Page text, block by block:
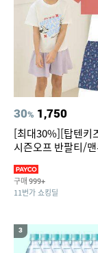
30% 1,750
[최대30%][탑텐키
시즌오프 반팔티/
구매 999+
11번가 쇼킹딜
3